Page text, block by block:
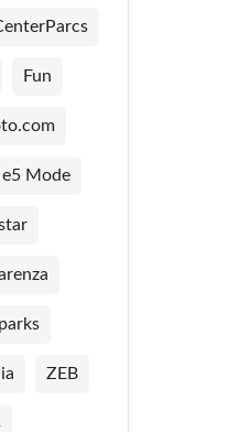
Fun
e5 Mode
ZEB